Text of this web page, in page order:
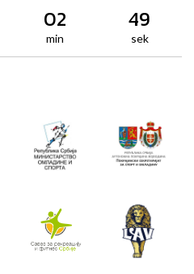
02
min
49
sek